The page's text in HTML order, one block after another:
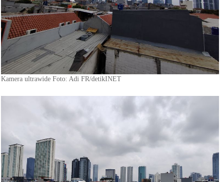
Kamera ultrawide Foto: Adi FR/detikINET